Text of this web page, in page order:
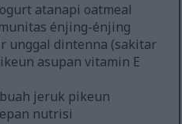
atanapi oatmeal
énjing-énjing
unggal dintenna (sakitar
asupan vitamin E
jeruk pikeun
nutrisi